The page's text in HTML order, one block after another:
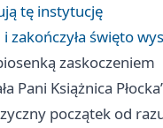
tę instytucję
zakończyła święto
zaskoczeniem
Pani Książnica
początek od